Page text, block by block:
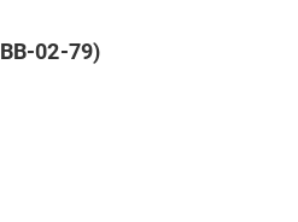
02-79)